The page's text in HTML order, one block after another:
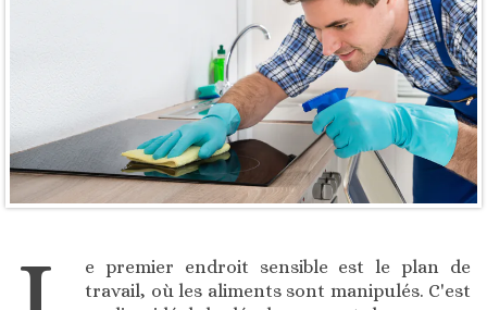
e premier endroit sensible est le plan de
travail, où les aliments sont manipulés. C'est